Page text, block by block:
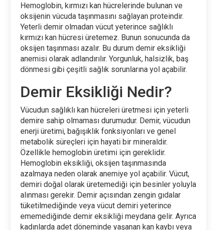
Hemoglobin, kırmızı kan hücrelerinde bulunan ve
oksijenin vücuda taşınmasını sağlayan proteindir.
Yeterli demir olmadan vücut yeterince sağlıklı
kırmızı kan hücresi üretemez. Bunun sonucunda da
oksijen taşınması azalır. Bu durum demir eksikliği
anemisi olarak adlandırılır. Yorgunluk, halsizlik, baş
dönmesi gibi çeşitli sağlık sorunlarına yol açabilir.
Demir Eksikliği Nedir?
Vücudun sağlıklı kan hücreleri üretmesi için yeterli
demire sahip olmaması durumudur. Demir, vücudun
enerji üretimi, bağışıklık fonksiyonları ve genel
metabolik süreçleri için hayati bir mineraldir.
Özellikle hemoglobin üretimi için gereklidir.
Hemoglobin eksikliği, oksijen taşınmasında
azalmaya neden olarak anemiye yol açabilir. Vücut,
demiri doğal olarak üretemediği için besinler yoluyla
alınması gerekir. Demir açısından zengin gıdalar
tüketilmediğinde veya vücut demiri yeterince
ememediğinde demir eksikliği meydana gelir. Ayrıca
kadınlarda adet döneminde yaşanan kan kaybı veya